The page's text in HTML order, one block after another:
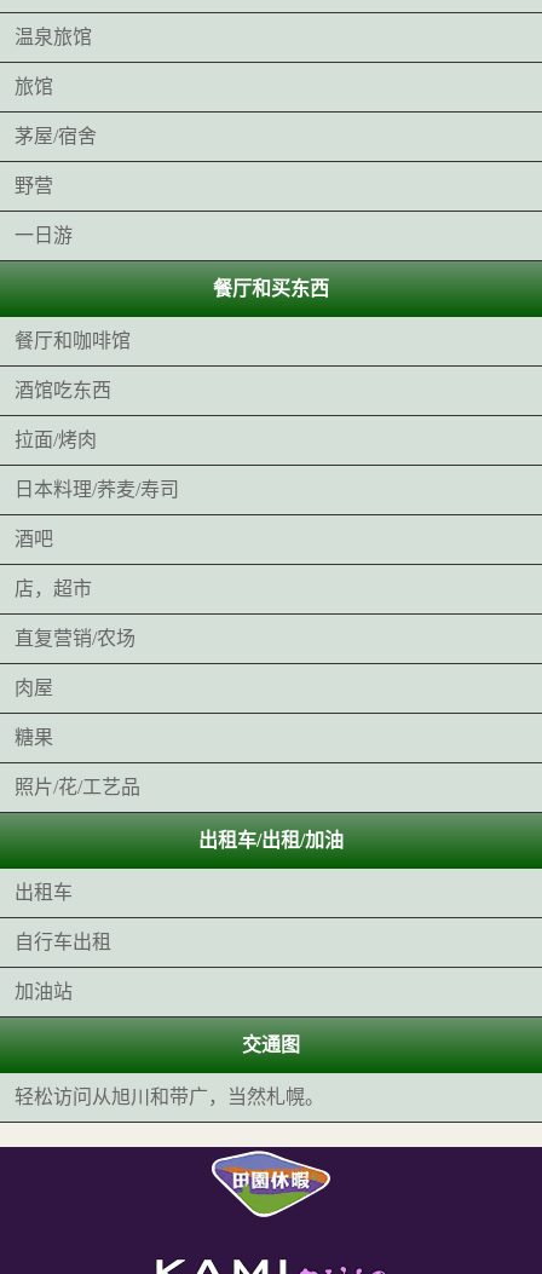
温泉旅馆
旅馆
茅屋/宿舍
野营
一日游
餐厅和买东西
餐厅和咖啡馆
酒馆吃东西
拉面/烤肉
日本料理/荞麦/寿司
酒吧
店，超市
直复营销/农场
肉屋
糖果
照片/花/工艺品
出租车/出租/加油
出租车
自行车出租
加油站
交通图
轻松访问从旭川和带广，当然札幌。